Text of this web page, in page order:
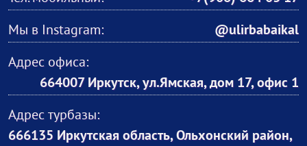
Мы в Instagram:
@ulirbabaikal
Адрес офиса:
664007 Иркутск, ул.Ямская, дом 17, офис 1
Адрес турбазы:
666135 Иркутская область, Ольхонский район,